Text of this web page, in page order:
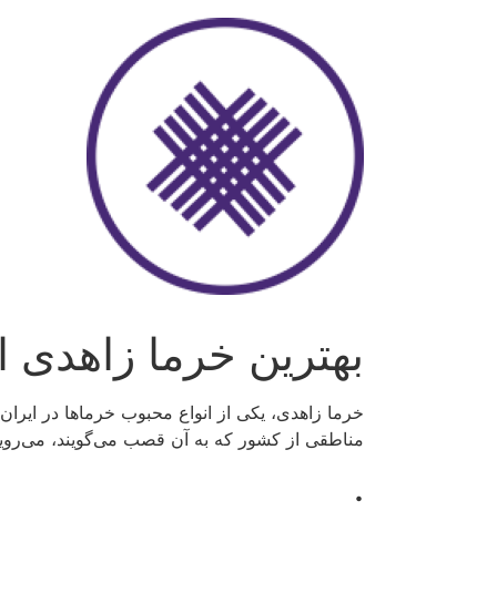
بهترین خرما
خرما زاهدی، یکی از انواع محبوب خرماها در
مناطقی از کشور که به آن قصب می‌گویند،
.